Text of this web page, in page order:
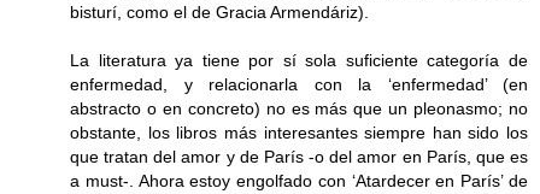
bisturí, como el de Gracia Armendáriz).
La literatura ya tiene por sí sola suficiente categoría de
enfermedad, y relacionarla con la ‘enfermedad’ (en
abstracto o en concreto) no es más que un pleonasmo; no
obstante, los libros más interesantes siempre han sido los
que tratan del amor y de París -o del amor en París, que es
a must-. Ahora estoy engolfado con ‘Atardecer en París’ de